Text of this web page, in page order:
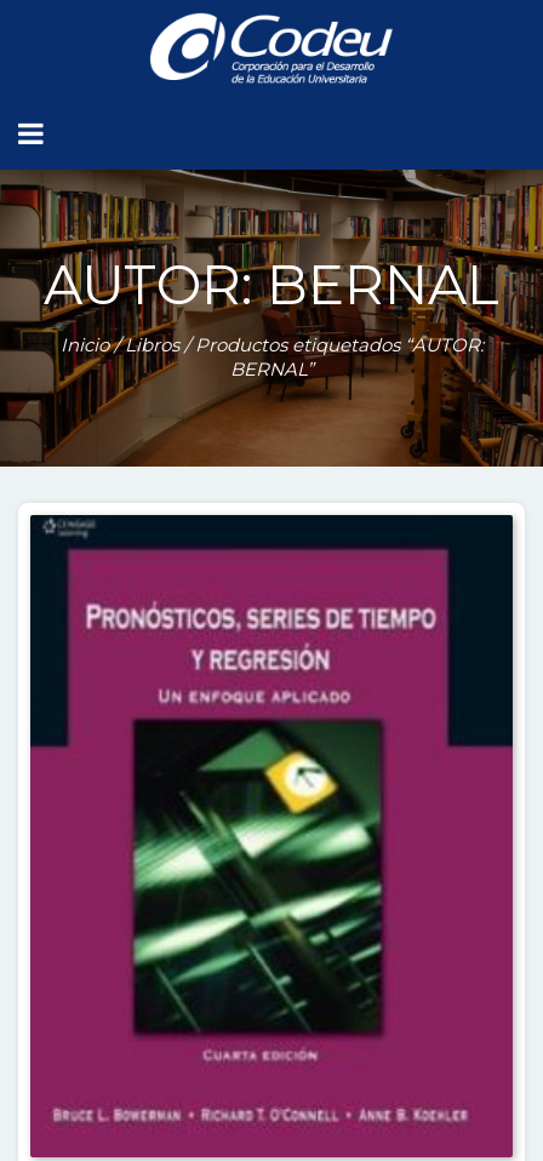
AUTOR: BERNAL
Inicio/Libros/ Productos etiquetados “AUTOR:
BERNAL”